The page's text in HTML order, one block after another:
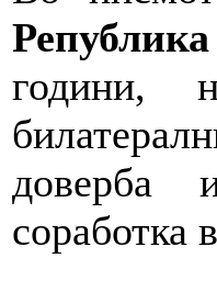
години,
доверба
соработка